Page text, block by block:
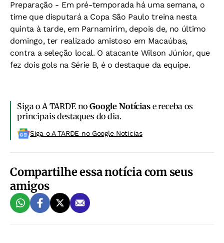
Preparação - Em pré-temporada há uma semana, o
time que disputará a Copa São Paulo treina nesta
quinta à tarde, em Parnamirim, depois de, no último
domingo, ter realizado amistoso em Macaúbas,
contra a seleção local. O atacante Wilson Júnior, que
fez dois gols na Série B, é o destaque da equipe.
Siga o A TARDE noGoogle Notíciase receba os
principais destaques do dia.
Siga o A TARDE no Google Noticias
Compartilhe essa notícia com seus
amigos